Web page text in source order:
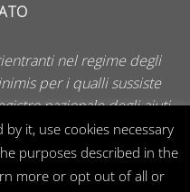
nel regime degli
per i qualli sussiste
nazionale degli aiuti
2012.
it, use cookies necessary
purposes described in the
more or opt out of all or